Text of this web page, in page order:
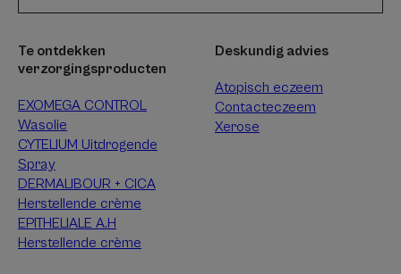
Te ontdekken
verzorgingsproducten
EXOMEGA CONTROL
Wasolie
CYTELIUM Uitdrogende
Spray
DERMALIBOUR + CICA
Herstellende crème
EPITHELIALE A.H
Herstellende crème
Deskundig advies
Atopisch eczeem
Contacteczeem
Xerose